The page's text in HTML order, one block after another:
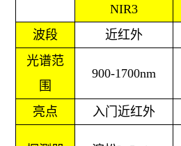
NIR3
波段
近红外
光谱范
围
900-1700nm
亮点 入门近红外